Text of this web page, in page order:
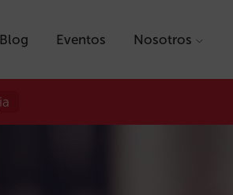
Blog Eventos Nosotros